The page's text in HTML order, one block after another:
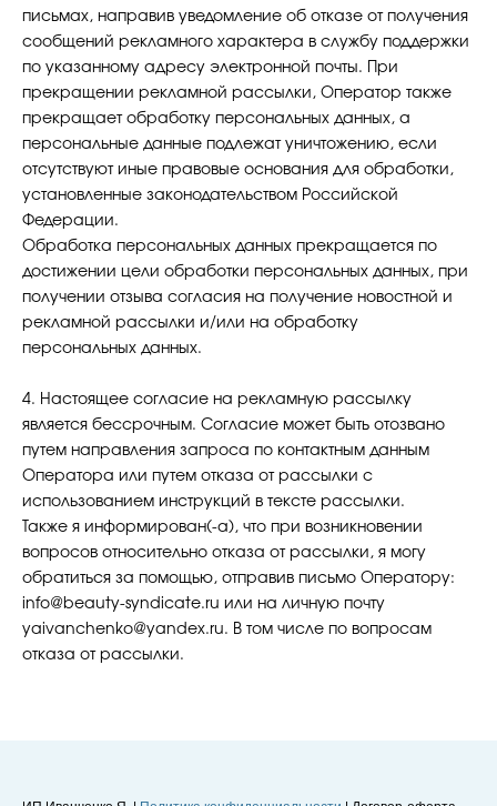
письмах, направив уведомление об отказе от получения
сообщений рекламного характера в службу поддержки
по указанному адресу электронной почты. При
прекращении рекламной рассылки, Оператор также
прекращает обработку персональных данных, а
персональные данные подлежат уничтожению, если
отсутствуют иные правовые основания для обработки,
установленные законодательством Российской
Федерации.
Обработка персональных данных прекращается по
достижении цели обработки персональных данных, при
получении отзыва согласия на получение новостной и
рекламной рассылки и/или на обработку
персональных данных.
4. Настоящее согласие на рекламную рассылку
является бессрочным. Согласие может быть отозвано
путем направления запроса по контактным данным
Оператора или путем отказа от рассылки с
использованием инструкций в тексте рассылки.
Также я информирован(-а), что при возникновении
вопросов относительно отказа от рассылки, я могу
обратиться за помощью, отправив письмо Оператору:
info@beauty-syndicate.ru или на личную почту
yaivanchenko@yandex.ru. В том числе по вопросам
отказа от рассылки.